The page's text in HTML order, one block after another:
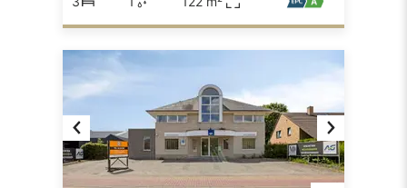
Previous Next